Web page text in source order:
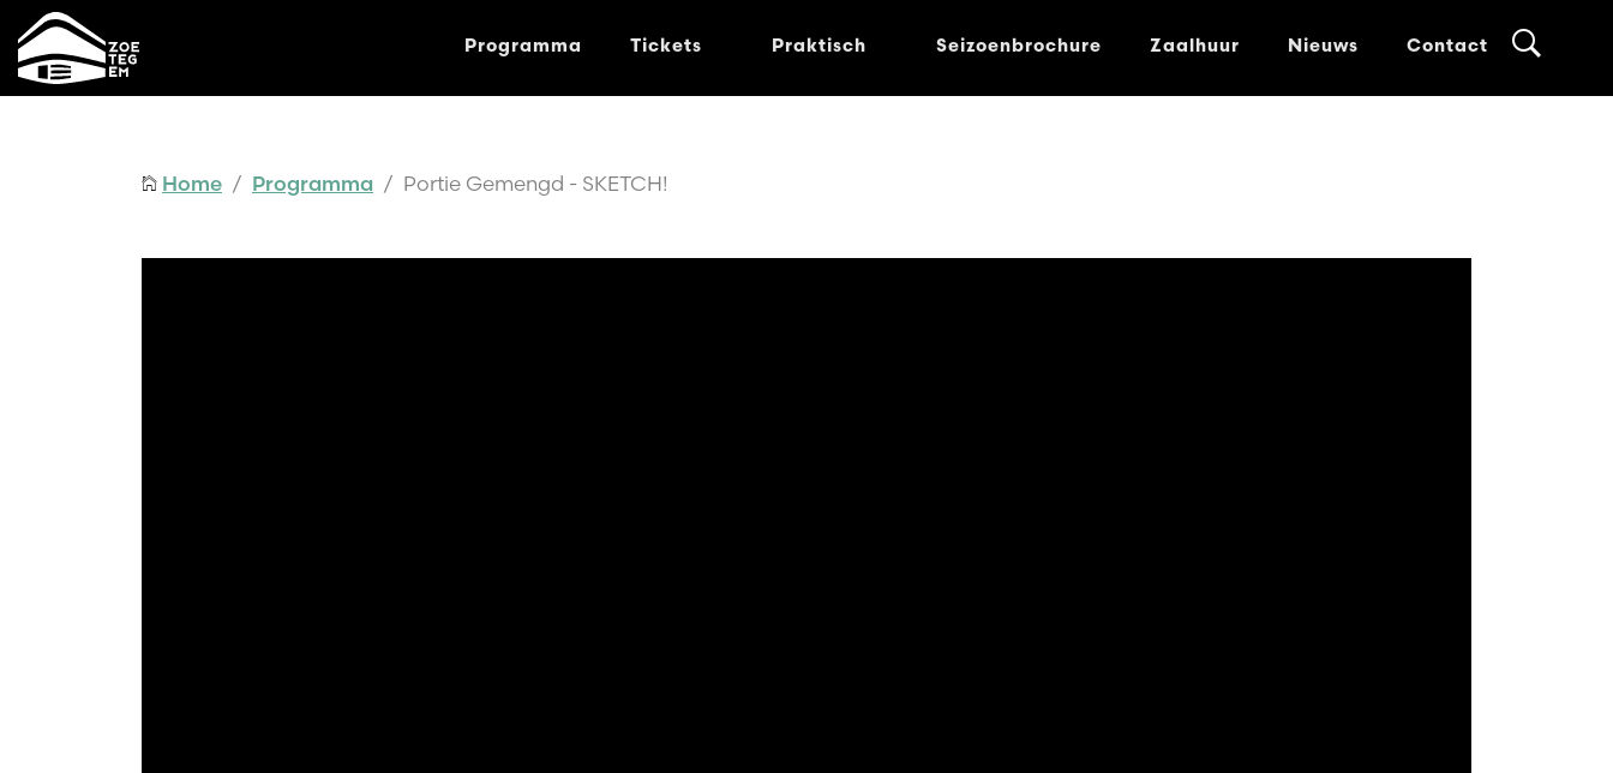
Programma Tickets Praktisch Seizoenbrochure Zaalhuur Nieuws Contact
Home / Programma / Portie Gemengd - SKETCH!